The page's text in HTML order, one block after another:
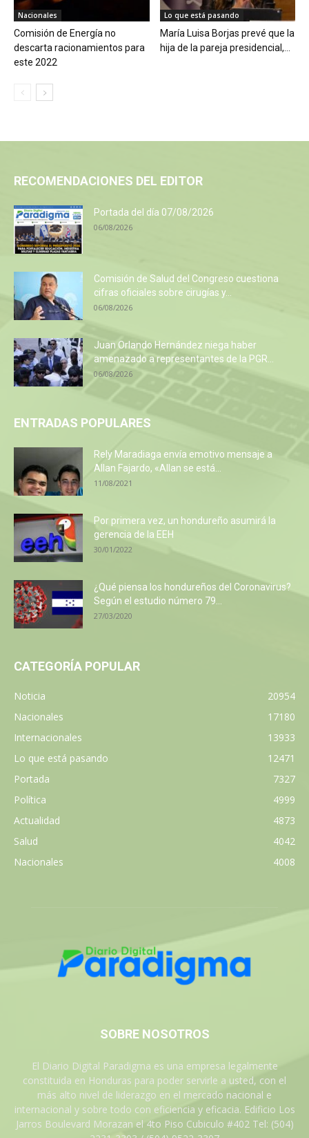
Nacionales
Comisión de Energía no
descarta racionamientos para
este 2022
Lo que está pasando
María Luisa Borjas prevé que la
hija de la pareja presidencial,...
RECOMENDACIONES DEL EDITOR
Portada del día 07/08/2026
06/08/2026
Comisión de Salud del Congreso cuestiona
cifras oficiales sobre cirugías y...
06/08/2026
Juan Orlando Hernández niega haber
amenazado a representantes de la PGR...
06/08/2026
ENTRADAS POPULARES
Rely Maradiaga envía emotivo mensaje a
Allan Fajardo, «Allan se está...
11/08/2021
Por primera vez, un hondureño asumirá la
gerencia de la EEH
30/01/2022
¿Qué piensa los hondureños del Coronavirus?
Según el estudio número 79...
27/03/2020
CATEGORÍA POPULAR
Noticia
20954
Nacionales
17180
Internacionales
13933
Lo que está pasando
12471
Portada
7327
Política
4999
Actualidad
4873
Salud
4042
Nacionales
4008
SOBRE NOSOTROS
El Diario Digital Paradigma es una empresa legalmente
constituida en Honduras para poder servirle a usted, con el
más alto nivel de liderazgo en el mercado nacional e
internacional y sobre todo con eficiencia y eficacia. Edificio Los
Jarros Boulevard Morazan el 4to Piso Cubiculo #402 Tel: (504)